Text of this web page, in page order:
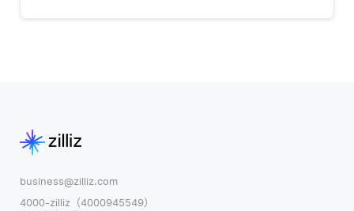
business@zilliz.com
4000-zilliz（4000945549）